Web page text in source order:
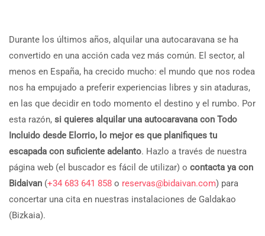
Durante los últimos años, alquilar una autocaravana se ha
convertido en una acción cada vez más común. El sector, al
menos en España, ha crecido mucho: el mundo que nos rodea
nos ha empujado a preferir experiencias libres y sin ataduras,
en las que decidir en todo momento el destino y el rumbo. Por
esta razón, si quieres alquilar una autocaravana con Todo
Incluido desde Elorrio, lo mejor es que planifiques tu
escapada con suficiente adelanto. Hazlo a través de nuestra
página web (el buscador es fácil de utilizar) o contacta ya con
Bidaivan (+34 683 641 858 o reservas@bidaivan.com) para
concertar una cita en nuestras instalaciones de Galdakao
(Bizkaia).